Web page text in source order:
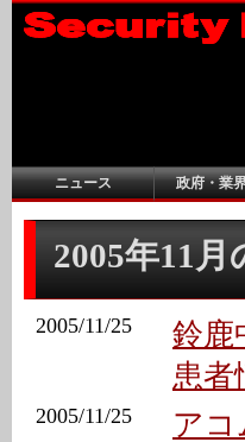
ニュース 政府・業
2005年11
2005/11/25
鈴鹿
患者
2005/11/25 アコ